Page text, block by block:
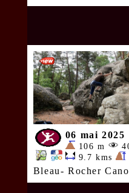
06 mai 2025
106 m
9.7 kms
Bleau- Rocher